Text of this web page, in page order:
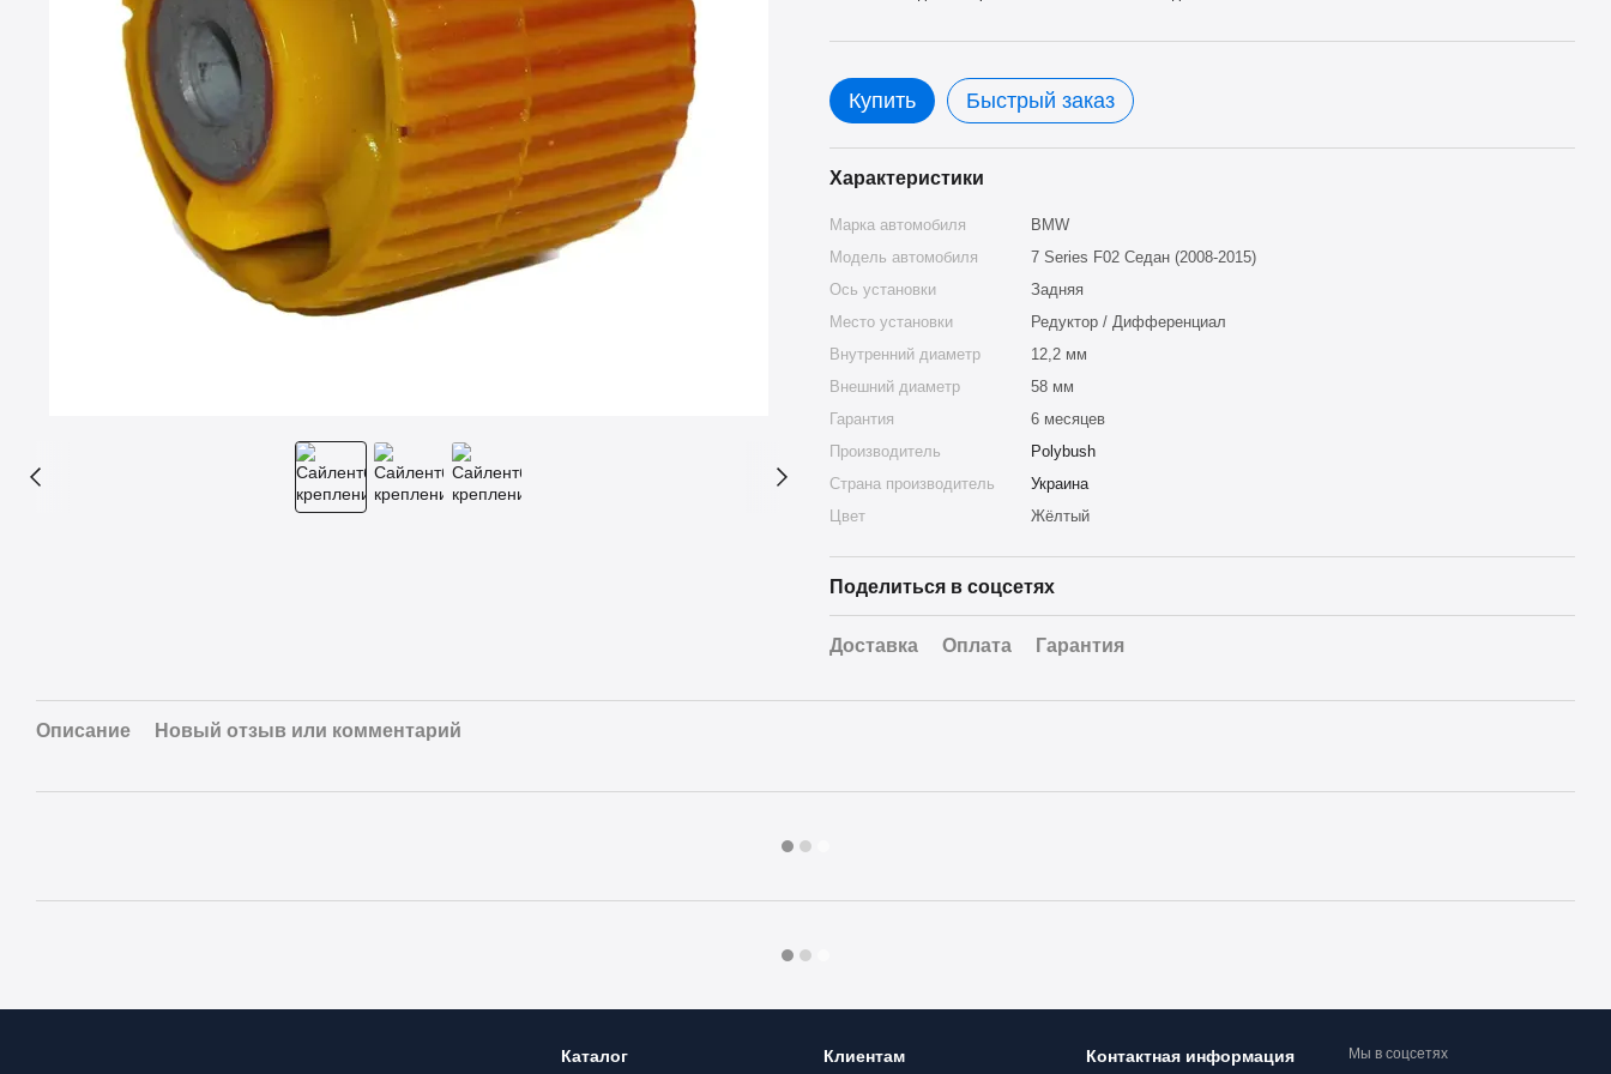
Купить Быстрый заказ
Характеристики
Марка автомобиля
BMW
Модель автомобиля
7 Series F02 Седан (2008-2015)
Ось установки
Задняя
Место установки
Редуктор / Дифференциал
Внутренний диаметр
12,2 мм
Внешний диаметр
58 мм
Гарантия
6 месяцев
Производитель
Polybush
Страна производитель
Украина
Цвет
Жёлтый
Поделиться в соцсетях
Доставка Оплата Гарантия
Описание Новый отзыв или комментарий
Каталог Клиентам Контактная информация Мы в соцсетях